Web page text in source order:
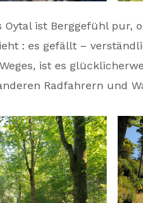
Oytal ist Berggefühl
: es gefällt –
ist es
Radfahrern und